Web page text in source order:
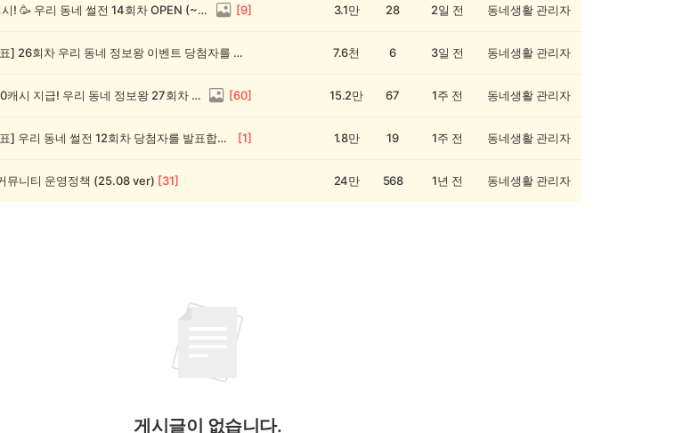
전원 1,000캐시! 🥳 우리 동네 썰전 14회차 OPEN (~8/17) [9] 3.1만 28 2일 전 동네생활 관리자
💰[당첨자 발표] 26회차 우리 동네 정보왕 이벤트 당첨자를 발표합니다! 7.6천 6 3일 전 동네생활 관리자
💸 전원 2,000캐시 지급! 우리 동네 정보왕 27회차 (~8/10) [60] 15.2만 67 1주 전 동네생활 관리자
💰[당첨자 발표] 우리 동네 썰전 12회차 당첨자를 발표합니다! [1] 1.8만 19 1주 전 동네생활 관리자
뮤니티 운영정책 (25.08 ver) [31] 24만 568 1년 전 동네생활 관리자
게시글이 없습니다.